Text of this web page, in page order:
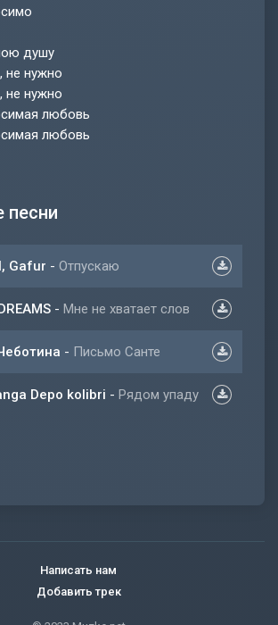
душу
не нужно
не нужно
любовь
любовь
песни
Gafur - Отпускаю
- Мне не хватает слов
- Письмо Санте
Depo kolibri - Рядом упаду
Написать нам
Добавить трек